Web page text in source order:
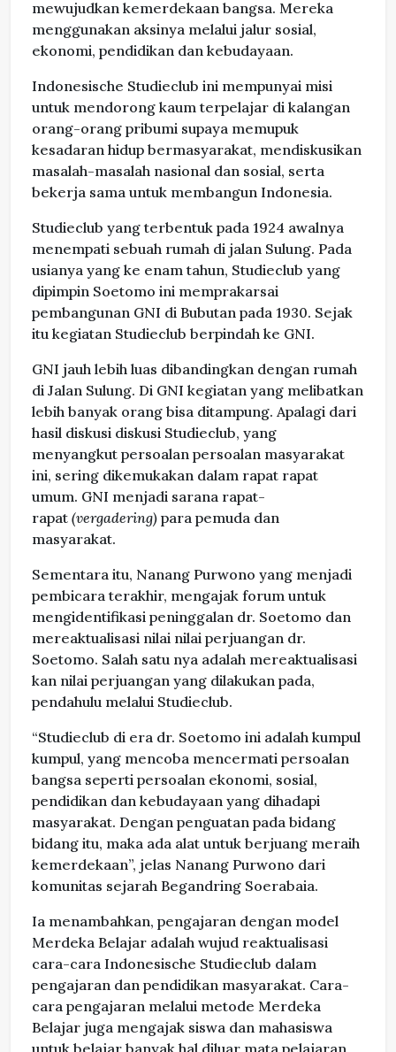
mewujudkan kemerdekaan bangsa. Mereka
menggunakan aksinya melalui jalur sosial,
ekonomi, pendidikan dan kebudayaan.
Indonesische Studieclub ini mempunyai misi
untuk mendorong kaum terpelajar di kalangan
orang-orang pribumi supaya memupuk
kesadaran hidup bermasyarakat, mendiskusikan
masalah-masalah nasional dan sosial, serta
bekerja sama untuk membangun Indonesia.
Studieclub yang terbentuk pada 1924 awalnya
menempati sebuah rumah di jalan Sulung. Pada
usianya yang ke enam tahun, Studieclub yang
dipimpin Soetomo ini memprakarsai
pembangunan GNI di Bubutan pada 1930. Sejak
itu kegiatan Studieclub berpindah ke GNI.
GNI jauh lebih luas dibandingkan dengan rumah
di Jalan Sulung. Di GNI kegiatan yang melibatkan
lebih banyak orang bisa ditampung. Apalagi dari
hasil diskusi diskusi Studieclub, yang
menyangkut persoalan persoalan masyarakat
ini, sering dikemukakan dalam rapat rapat
umum. GNI menjadi sarana rapat-
rapat (vergadering) para pemuda dan
masyarakat.
Sementara itu, Nanang Purwono yang menjadi
pembicara terakhir, mengajak forum untuk
mengidentifikasi peninggalan dr. Soetomo dan
mereaktualisasi nilai nilai perjuangan dr.
Soetomo. Salah satu nya adalah mereaktualisasi
kan nilai perjuangan yang dilakukan pada,
pendahulu melalui Studieclub.
“Studieclub di era dr. Soetomo ini adalah kumpul
kumpul, yang mencoba mencermati persoalan
bangsa seperti persoalan ekonomi, sosial,
pendidikan dan kebudayaan yang dihadapi
masyarakat. Dengan penguatan pada bidang
bidang itu, maka ada alat untuk berjuang meraih
kemerdekaan”, jelas Nanang Purwono dari
komunitas sejarah Begandring Soerabaia.
Ia menambahkan, pengajaran dengan model
Merdeka Belajar adalah wujud reaktualisasi
cara-cara Indonesische Studieclub dalam
pengajaran dan pendidikan masyarakat. Cara-
cara pengajaran melalui metode Merdeka
Belajar juga mengajak siswa dan mahasiswa